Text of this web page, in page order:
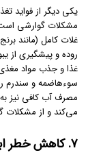
یکی دیگر از فواید
مشکلات گوارشی
غلات کامل (مانند
روده و پیشگیری از
غذا و جذب مواد
سوء‌هاضمه و سندرم
مصرف آب کافی نیز
می‌کند و از مشکلات
۷. کاهش خطر ابتلا به بیماری‌های مزمن